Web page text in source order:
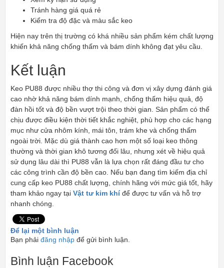
Tránh hàng giá quá rẻ
Kiểm tra độ đặc và màu sắc keo
Hiện nay trên thị trường có khá nhiều sản phẩm kém chất lượng
khiến khả năng chống thấm và bám dính không đạt yêu cầu.
Kết luận
Keo PU88 được nhiều thợ thi công và đơn vị xây dựng đánh giá
cao nhờ khả năng bám dính mạnh, chống thấm hiệu quả, độ
đàn hồi tốt và độ bền vượt trội theo thời gian. Sản phẩm có thể
chịu được điều kiện thời tiết khắc nghiệt, phù hợp cho các hạng
mục như cửa nhôm kính, mái tôn, trám khe và chống thấm
ngoài trời. Mặc dù giá thành cao hơn một số loại keo thông
thường và thời gian khô tương đối lâu, nhưng xét về hiệu quả
sử dụng lâu dài thì PU88 vẫn là lựa chọn rất đáng đầu tư cho
các công trình cần độ bền cao. Nếu bạn đang tìm kiếm địa chỉ
cung cấp keo PU88 chất lượng, chính hãng với mức giá tốt, hãy
tham khảo ngay tại Vật tư kim khíđể được tư vấn và hỗ trợ
nhanh chóng.
Để lại một bình luận
Bạn phải đăng nhập để gửi bình luận.
Bình luận Facebook